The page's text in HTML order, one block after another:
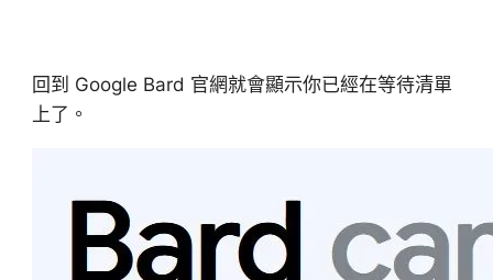
回到 Google Bard 官網就會顯示你已經在等待清單
上了。